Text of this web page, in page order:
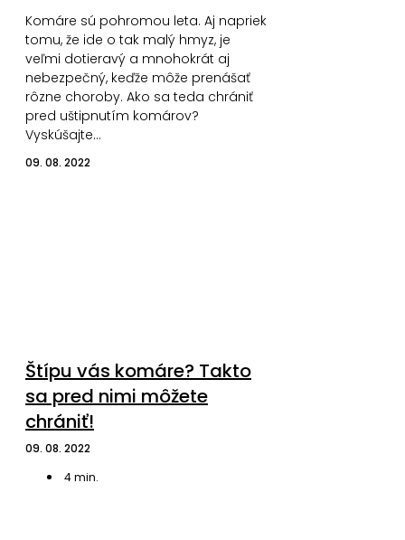
Komáre sú pohromou leta. Aj napriek
tomu, že ide o tak malý hmyz, je
veľmi dotieravý a mnohokrát aj
nebezpečný, keďže môže prenášať
rôzne choroby. Ako sa teda chrániť
pred uštipnutím komárov?
Vyskúšajte…
09. 08. 2022
Štípu vás komáre? Takto
sa pred nimi môžete
chrániť!
09. 08. 2022
4min.